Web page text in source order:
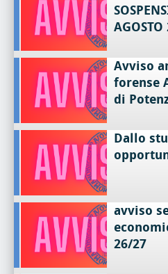
AGOSTO
Avviso
forense
di
Dallo
avviso
26/27